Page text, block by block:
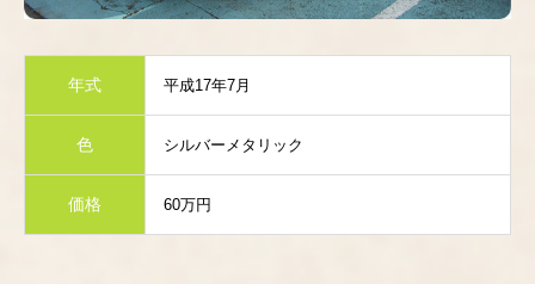
年式 平成17年7月
色 シルバーメタリック
価格 60万円